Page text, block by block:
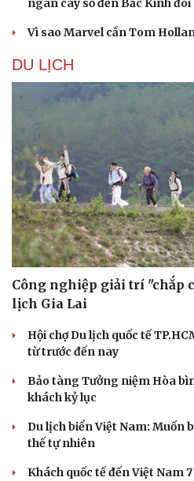
Vì sao Marvel cần Tom
DU LỊCH
Công nghiệp giải trí "chắp
lịch Gia Lai
Hội chợ Du lịch quốc tế
từ trước đến nay
Bảo tàng Tưởng niệm Hòa
khách kỷ lục
Du lịch biển Việt Nam: Muốn
thế tự nhiên
Khách quốc tế đến Việt Nam